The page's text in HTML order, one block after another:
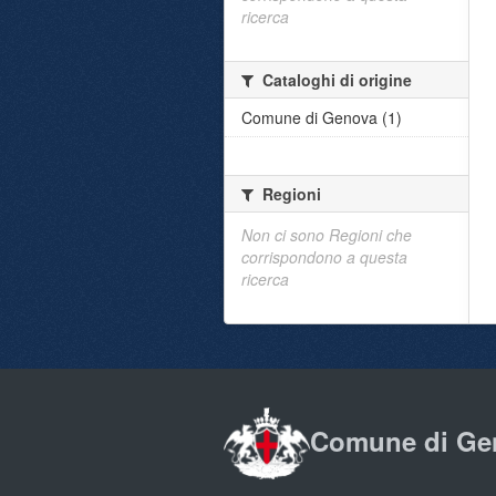
ricerca
Cataloghi di origine
Comune di Genova (1)
Regioni
Non ci sono Regioni che
corrispondono a questa
ricerca
Comune di